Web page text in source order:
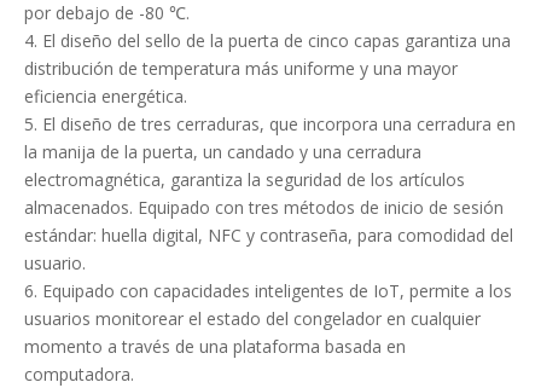
por debajo de -80 ℃.
4. El diseño del sello de la puerta de cinco capas garantiza una
distribución de temperatura más uniforme y una mayor
eficiencia energética.
5. El diseño de tres cerraduras, que incorpora una cerradura en
la manija de la puerta, un candado y una cerradura
electromagnética, garantiza la seguridad de los artículos
almacenados. Equipado con tres métodos de inicio de sesión
estándar: huella digital, NFC y contraseña, para comodidad del
usuario.
6. Equipado con capacidades inteligentes de IoT, permite a los
usuarios monitorear el estado del congelador en cualquier
momento a través de una plataforma basada en
computadora.